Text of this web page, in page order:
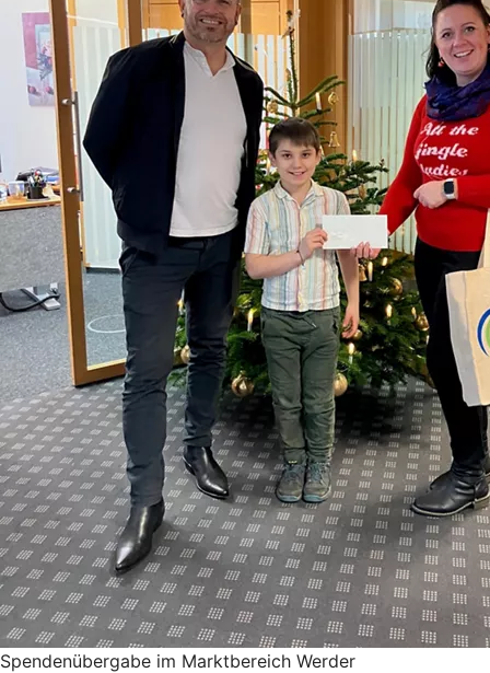
Spendenübergabe im Marktbereich Werder